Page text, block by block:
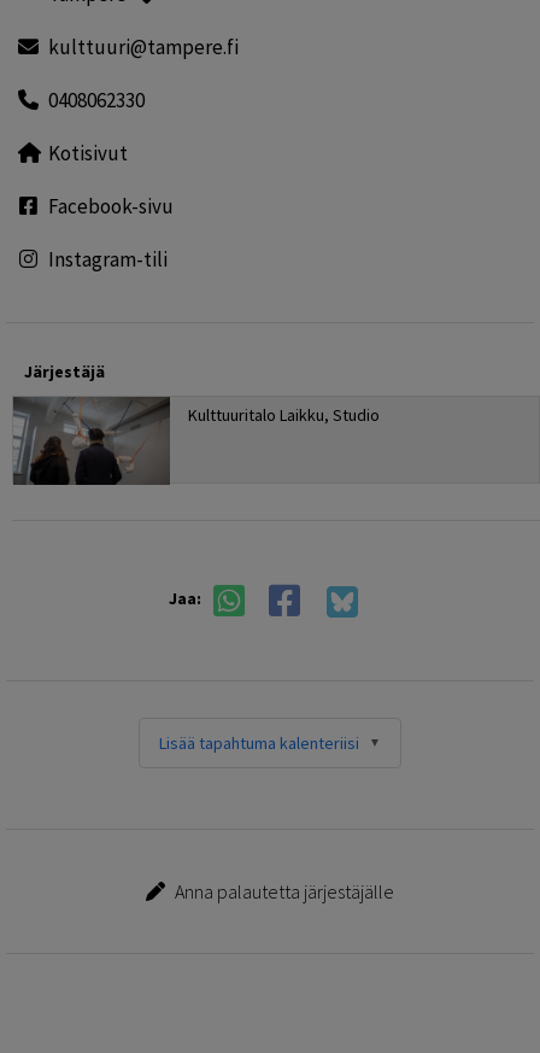
kulttuuri@tampere.fi
0408062330
Kotisivut
Facebook-sivu
Instagram-tili
Järjestäjä
Kulttuuritalo Laikku, Studio
Jaa:
Lisää tapahtuma kalenteriisi
Anna palautetta järjestäjälle